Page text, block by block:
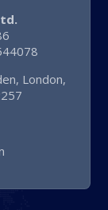
London,